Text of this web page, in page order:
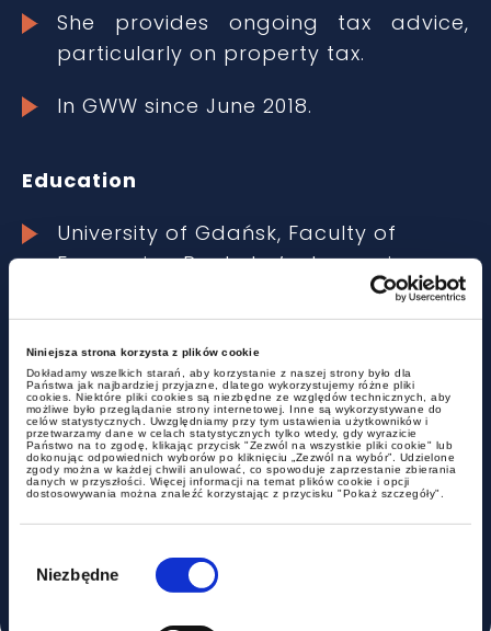
Niniejsza strona korzysta z plików cookie
Dokładamy wszelkich starań, aby korzystanie z naszej strony było dla
Państwa jak najbardziej przyjazne, dlatego wykorzystujemy różne pliki
cookies. Niektóre pliki cookies są niezbędne ze względów technicznych, aby
możliwe było przeglądanie strony internetowej. Inne są wykorzystywane do
celów statystycznych. Uwzględniamy przy tym ustawienia użytkowników i
przetwarzamy dane w celach statystycznych tylko wtedy, gdy wyrazicie
Państwo na to zgodę, klikając przycisk "Zezwól na wszystkie pliki cookie" lub
dokonując odpowiednich wyborów po kliknięciu „Zezwól na wybór”. Udzielone
zgody można w każdej chwili anulować, co spowoduje zaprzestanie zbierania
danych w przyszłości. Więcej informacji na temat plików cookie i opcji
dostosowywania można znaleźć korzystając z przycisku "Pokaż szczegóły".
zgody
Niezbędne
She provides ongoing tax advice,
particularly on property tax.
In GWW since June 2018.
Education
University of Gdańsk, Faculty of
Economics, Bachelor’s degree in
Economics, specialisation in Economic
Policy and Entrepreneurship Strategy
– 2015.
University of Gdańsk, Faculty of Law
and Administration, Master of Law –
2016.
District Chamber of Legal Advisers in
Warsaw – 2022.